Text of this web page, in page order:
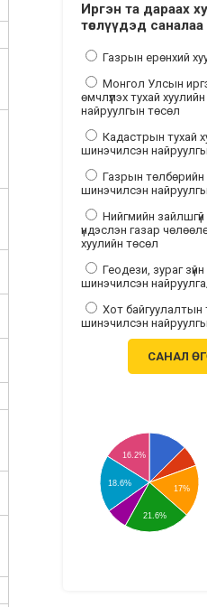
Иргэн та дараах
төслүүдэд саналаа
Газрын ерөнхий
Монгол Улсын
өмчлүүлэх тухай
найруулгын төсөл
Кадастрын тухай
шинэчилсэн
Газрын төлбөрийн
шинэчилсэн
Нийгмийн зайлшгүй
үндэслэн газар
хуулийн төсөл
Геодези, зураг
шинэчилсэн
Хот байгуулалтын
шинэчилсэн
САНАЛ
17%
16.2%
18.6%
21.6%